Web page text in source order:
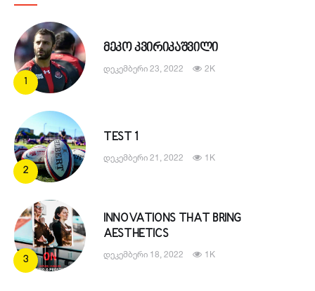
ᲛᲔᲙᲝ ᲙᲕᲘᲠᲘᲙᲐᲨᲕᲘᲚᲘ
ᲓᲔᲙᲔᲛᲑᲔᲠᲘ 23, 2022 2K
TEST 1
ᲓᲔᲙᲔᲛᲑᲔᲠᲘ 21, 2022 1K
INNOVATIONS THAT BRING
AESTHETICS
ᲓᲔᲙᲔᲛᲑᲔᲠᲘ 18, 2022 1K